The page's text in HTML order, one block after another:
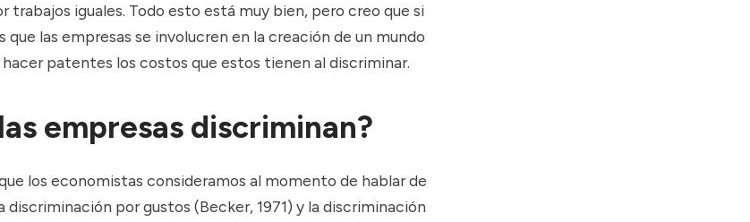
trabajos iguales. Todo esto está muy bien, pero creo que si
que las empresas se involucren en la creación de un mundo
patentes los costos que estos tienen al discriminar.
empresas discriminan?
los economistas consideramos al momento de hablar de
discriminación por gustos (Becker, 1971) y la discriminación